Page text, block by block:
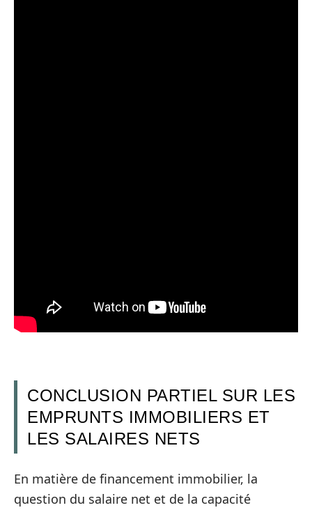
CONCLUSION PARTIEL SUR LES
EMPRUNTS IMMOBILIERS ET
LES SALAIRES NETS
En matière de financement immobilier, la
question du salaire net et de la capacité